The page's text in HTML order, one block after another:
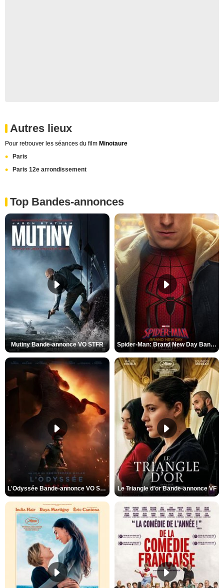
Autres lieux
Pour retrouver les séances du film Minotaure
Paris
Paris 12e arrondissement
Top Bandes-annonces
Mutiny Bande-annonce VO STFR Spider-Man: Brand New Day Bande-annonce VO STFR
L'Odyssée Bande-annonce VO STFR Le Triangle d'or Bande-annonce VF